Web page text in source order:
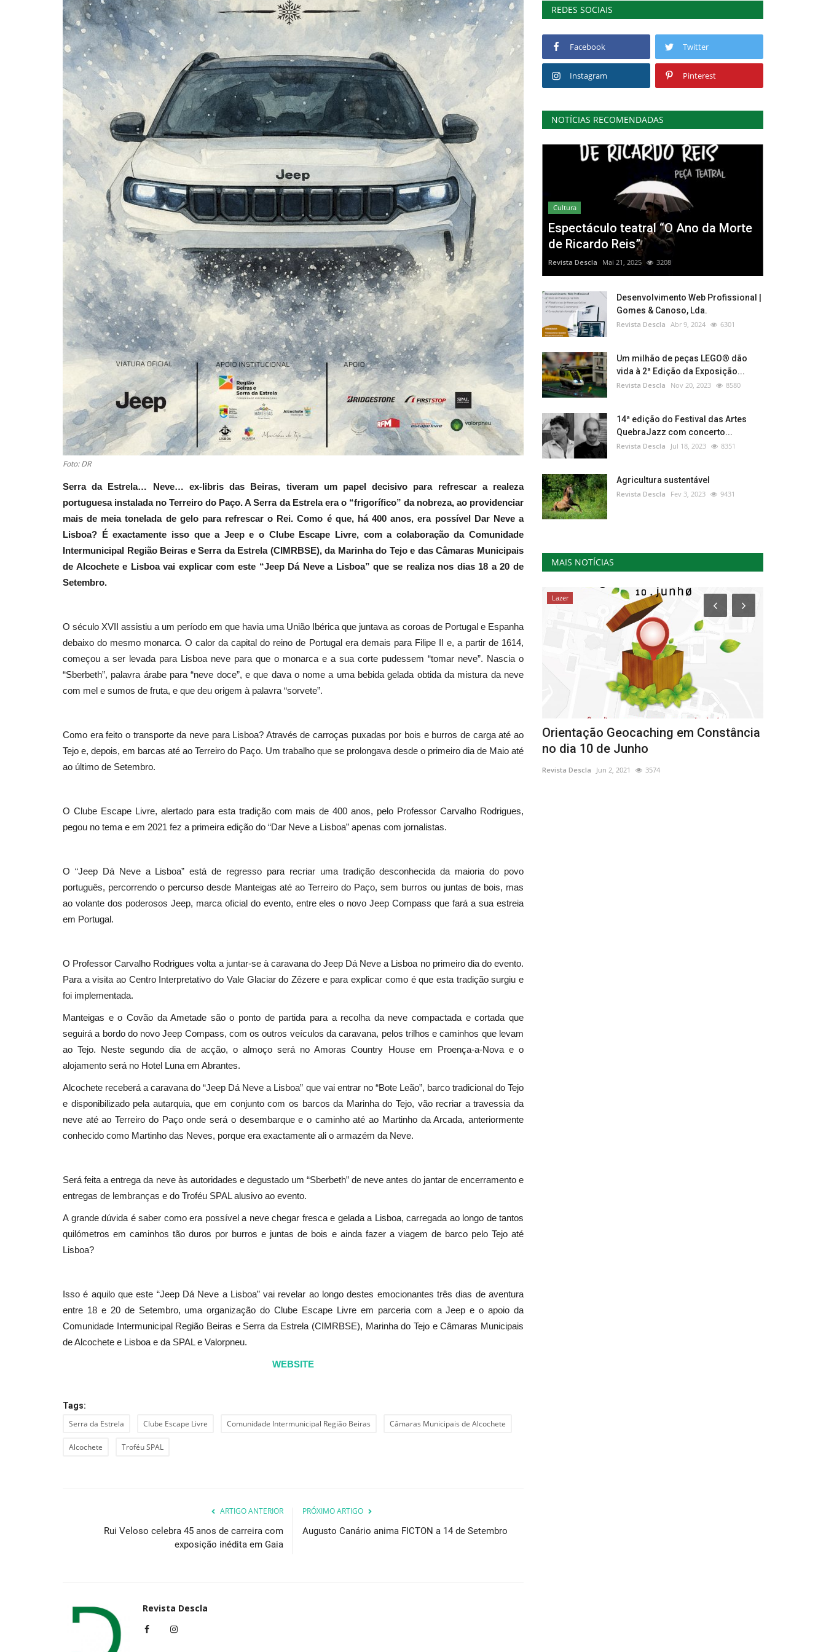
Foto: DR
Serra da Estrela… Neve… ex-libris das Beiras, tiveram um papel decisivo para refrescar a realeza
portuguesa instalada no Terreiro do Paço. A Serra da Estrela era o “frigorífico” da nobreza, ao providenciar
mais de meia tonelada de gelo para refrescar o Rei. Como é que, há 400 anos, era possível Dar Neve a
Lisboa? É exactamente isso que a Jeep e o Clube Escape Livre, com a colaboração da Comunidade
Intermunicipal Região Beiras e Serra da Estrela (CIMRBSE), da Marinha do Tejo e das Câmaras Municipais
de Alcochete e Lisboa vai explicar com este “Jeep Dá Neve a Lisboa” que se realiza nos dias 18 a 20 de
Setembro.
O século XVII assistiu a um período em que havia uma União Ibérica que juntava as coroas de Portugal e Espanha
debaixo do mesmo monarca. O calor da capital do reino de Portugal era demais para Filipe II e, a partir de 1614,
começou a ser levada para Lisboa neve para que o monarca e a sua corte pudessem “tomar neve”. Nascia o
“Sberbeth”, palavra árabe para “neve doce”, e que dava o nome a uma bebida gelada obtida da mistura da neve
com mel e sumos de fruta, e que deu origem à palavra “sorvete”.
Como era feito o transporte da neve para Lisboa? Através de carroças puxadas por bois e burros de carga até ao
Tejo e, depois, em barcas até ao Terreiro do Paço. Um trabalho que se prolongava desde o primeiro dia de Maio até
ao último de Setembro.
O Clube Escape Livre, alertado para esta tradição com mais de 400 anos, pelo Professor Carvalho Rodrigues,
pegou no tema e em 2021 fez a primeira edição do “Dar Neve a Lisboa” apenas com jornalistas.
O “Jeep Dá Neve a Lisboa” está de regresso para recriar uma tradição desconhecida da maioria do povo
português, percorrendo o percurso desde Manteigas até ao Terreiro do Paço, sem burros ou juntas de bois, mas
ao volante dos poderosos Jeep, marca oficial do evento, entre eles o novo Jeep Compass que fará a sua estreia
em Portugal.
O Professor Carvalho Rodrigues volta a juntar-se à caravana do Jeep Dá Neve a Lisboa no primeiro dia do evento.
Para a visita ao Centro Interpretativo do Vale Glaciar do Zêzere e para explicar como é que esta tradição surgiu e
foi implementada.
Manteigas e o Covão da Ametade são o ponto de partida para a recolha da neve compactada e cortada que
seguirá a bordo do novo Jeep Compass, com os outros veículos da caravana, pelos trilhos e caminhos que levam
ao Tejo. Neste segundo dia de acção, o almoço será no Amoras Country House em Proença-a-Nova e o
alojamento será no Hotel Luna em Abrantes.
Alcochete receberá a caravana do “Jeep Dá Neve a Lisboa” que vai entrar no “Bote Leão”, barco tradicional do Tejo
e disponibilizado pela autarquia, que em conjunto com os barcos da Marinha do Tejo, vão recriar a travessia da
neve até ao Terreiro do Paço onde será o desembarque e o caminho até ao Martinho da Arcada, anteriormente
conhecido como Martinho das Neves, porque era exactamente ali o armazém da Neve.
Será feita a entrega da neve às autoridades e degustado um “Sberbeth” de neve antes do jantar de encerramento e
entregas de lembranças e do Troféu SPAL alusivo ao evento.
A grande dúvida é saber como era possível a neve chegar fresca e gelada a Lisboa, carregada ao longo de tantos
quilómetros em caminhos tão duros por burros e juntas de bois e ainda fazer a viagem de barco pelo Tejo até
Lisboa?
Isso é aquilo que este “Jeep Dá Neve a Lisboa” vai revelar ao longo destes emocionantes três dias de aventura
entre 18 e 20 de Setembro, uma organização do Clube Escape Livre em parceria com a Jeep e o apoio da
Comunidade Intermunicipal Região Beiras e Serra da Estrela (CIMRBSE), Marinha do Tejo e Câmaras Municipais
de Alcochete e Lisboa e da SPAL e Valorpneu.
WEBSITE
Tags:
Serra da Estrela Clube Escape Livre Comunidade Intermunicipal Região Beiras Câmaras Municipais de Alcochete
Alcochete Troféu SPAL
ARTIGO ANTERIOR
Rui Veloso celebra 45 anos de carreira com
exposição inédita em Gaia
PRÓXIMO ARTIGO
Augusto Canário anima FICTON a 14 de Setembro
Revista Descla
REDES SOCIAIS
Facebook Twitter
Instagram Pinterest
NOTÍCIAS RECOMENDADAS
Cultura
Espectáculo teatral “O Ano da Morte
de Ricardo Reis”
Revista Descla Mai 21, 2025 3208
Desenvolvimento Web Profissional |
Gomes & Canoso, Lda.
Revista Descla Abr 9, 2024 6301
Um milhão de peças LEGO® dão
vida à 2ª Edição da Exposição...
Revista Descla Nov 20, 2023 8580
14ª edição do Festival das Artes
QuebraJazz com concerto...
Revista Descla Jul 18, 2023 8351
Agricultura sustentável
Revista Descla Fev 3, 2023 9431
MAIS NOTÍCIAS
Museu do Carro Eléctrico promove
oficinas de Verão
Revista Descla Jul 20, 2023
Exposição de Aguarela “Botânica em
Aguarela”
Lazer
Orientação Geocaching em Constância
no dia 10 de Junho
Revista Descla Jun 2, 2021 3574